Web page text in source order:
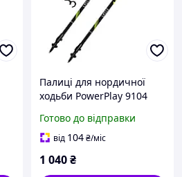
Палиці для нордичної
ходьби PowerPlay 9104
см, комплект AllInOne -
market-without-queues-
Готово до відправки
від 104₴/міс
1 040₴